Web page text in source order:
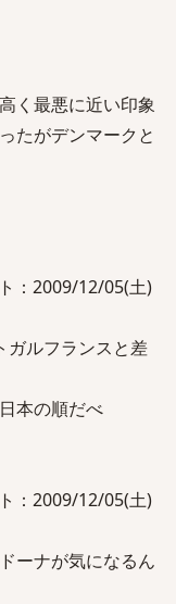
く最悪に近い印象
たがデンマークと
：2009/12/05(土)
ガルフランスと差
本の順だべ
：2009/12/05(土)
ーナが気になるん